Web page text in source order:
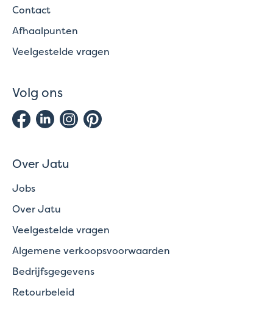
Contact
Afhaalpunten
Veelgestelde vragen
Volg ons
Over Jatu
Jobs
Over Jatu
Veelgestelde vragen
Algemene verkoopsvoorwaarden
Bedrijfsgegevens
Retourbeleid